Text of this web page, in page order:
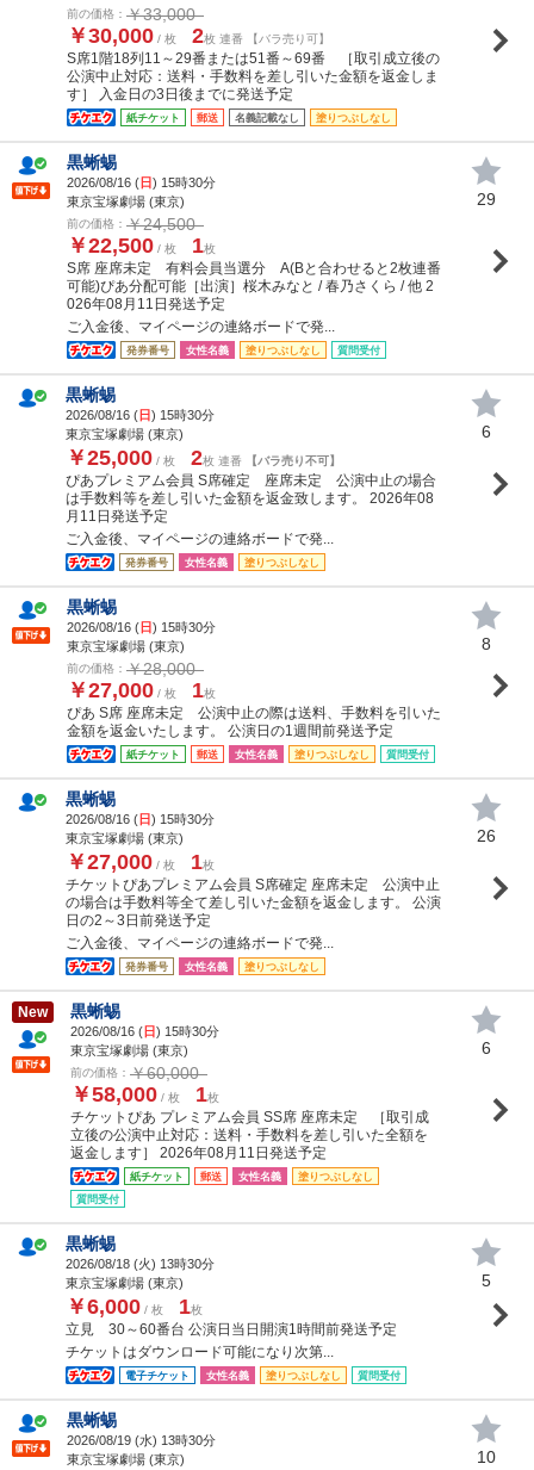
前の価格： ￥33,000
￥30,000 / 枚 2枚 連番 【バラ売り可】
S席1階18列11～29番または51番～69番 ［取引成立後の
公演中止対応：送料・手数料を差し引いた金額を返金しま
す］ 入金日の3日後までに発送予定
紙チケット 郵送 名義記載なし 塗りつぶしなし
黒蜥蜴
2026/08/16 (日) 15時30分
東京宝塚劇場 (東京)
前の価格： ￥24,500
￥22,500 / 枚 1枚
S席 座席未定 有料会員当選分 A(Bと合わせると2枚連番
可能)ぴあ分配可能［出演］桜木みなと / 春乃さくら / 他 2
026年08月11日発送予定
ご入金後、マイページの連絡ボードで発...
発券番号 女性名義 塗りつぶしなし 質問受付
29
黒蜥蜴
2026/08/16 (日) 15時30分
東京宝塚劇場 (東京)
￥25,000 / 枚 2枚 連番 【バラ売り不可】
ぴあプレミアム会員 S席確定 座席未定 公演中止の場合
は手数料等を差し引いた金額を返金致します。 2026年08
月11日発送予定
ご入金後、マイページの連絡ボードで発...
発券番号 女性名義 塗りつぶしなし
6
黒蜥蜴
2026/08/16 (日) 15時30分
東京宝塚劇場 (東京)
前の価格： ￥28,000
￥27,000 / 枚 1枚
ぴあ S席 座席未定 公演中止の際は送料、手数料を引いた
金額を返金いたします。 公演日の1週間前発送予定
紙チケット 郵送 女性名義 塗りつぶしなし 質問受付
8
黒蜥蜴
2026/08/16 (日) 15時30分
東京宝塚劇場 (東京)
￥27,000 / 枚 1枚
チケットぴあプレミアム会員 S席確定 座席未定 公演中止
の場合は手数料等全て差し引いた金額を返金します。 公演
日の2～3日前発送予定
ご入金後、マイページの連絡ボードで発...
発券番号 女性名義 塗りつぶしなし
26
New 黒蜥蜴
2026/08/16 (日) 15時30分
東京宝塚劇場 (東京)
前の価格： ￥60,000
￥58,000 / 枚 1枚
チケットぴあ プレミアム会員 SS席 座席未定 ［取引成
立後の公演中止対応：送料・手数料を差し引いた全額を
返金します］ 2026年08月11日発送予定
紙チケット 郵送 女性名義
塗りつぶしなし
質問受付
6
黒蜥蜴
2026/08/18 (火) 13時30分
東京宝塚劇場 (東京)
￥6,000 / 枚 1枚
立見 30～60番台 公演日当日開演1時間前発送予定
チケットはダウンロード可能になり次第...
電子チケット 女性名義 塗りつぶしなし 質問受付
5
黒蜥蜴
2026/08/19 (水) 13時30分
東京宝塚劇場 (東京)
10